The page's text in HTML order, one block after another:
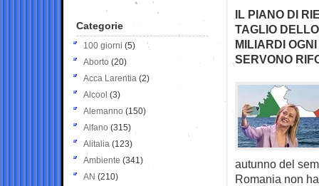
IL PIANO DI
TAGLIO
MILIARDI
SERVONO
autunno del
Romania non
Categorie
100 giorni (5)
Aborto (20)
Acca Larentia (2)
Alcool (3)
Alemanno (150)
Alfano (315)
Alitalia (123)
Ambiente (341)
AN (210)